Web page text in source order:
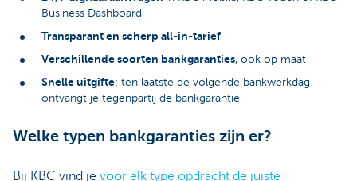
Business Dashboard
Transparant en scherp all-in-tarief
Verschillende soorten bankgaranties, ook op maat
Snelle uitgifte: ten laatste de volgende bankwerkdag
ontvangt je tegenpartij de bankgarantie
Welke typen bankgaranties zijn er?
Bij KBC vind je voor elk type opdracht de juiste